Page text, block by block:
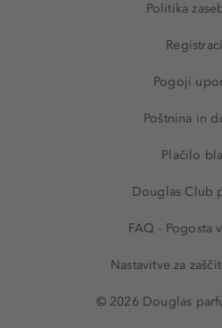
Politika
Pogoji
Poštnina in
Plačilo
Douglas Club
FAQ - Pogosta
Nastavitve za
© 2026 Douglas